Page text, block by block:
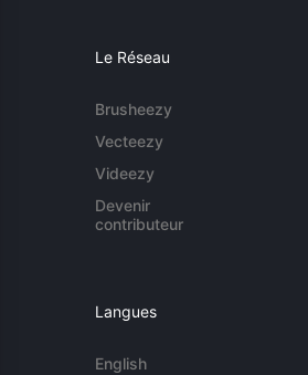
Le Réseau
Brusheezy
Vecteezy
Videezy
Devenir
contributeur
Langues
English